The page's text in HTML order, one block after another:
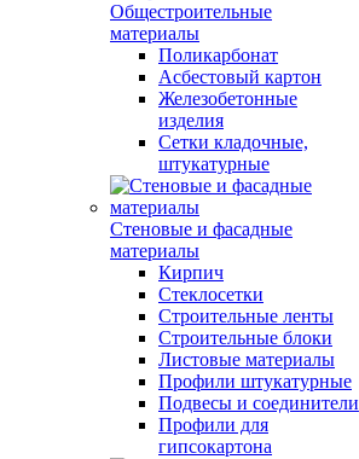
Общестроительные
материалы
Поликарбонат
Асбестовый картон
Железобетонные
изделия
Сетки кладочные,
штукатурные
Стеновые и фасадные
материалы
Кирпич
Стеклосетки
Строительные ленты
Строительные блоки
Листовые материалы
Профили штукатурные
Подвесы и соединители
Профили для
гипсокартона